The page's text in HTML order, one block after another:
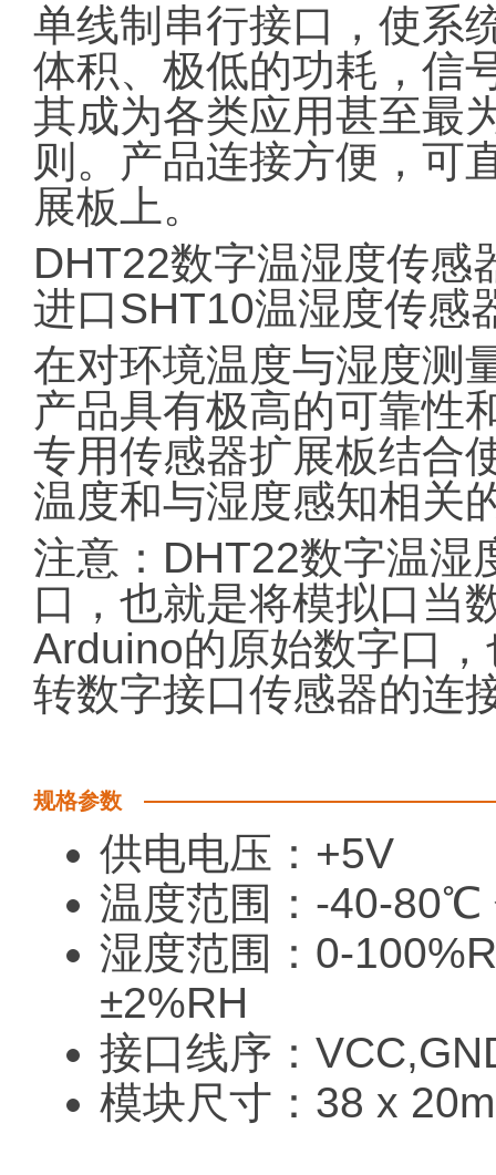
单线制串行接口，使系
体积、极低的功耗，信
其成为各类应用甚至最
则。产品连接方便，可
展板上。
DHT22数字温湿度传感
进口SHT10温湿度传感
在对环境温度与湿度测
产品具有极高的可靠性
专用传感器扩展板结合
温度和与湿度感知相关
注意：DHT22数字温湿
口，也就是将模拟口当
Arduino的原始数字口
转数字接口传感器的连
规格参数
供电电压：+5V
温度范围：-40-
湿度范围：0-
±2%RH
接口线序：
模块尺寸：38 x